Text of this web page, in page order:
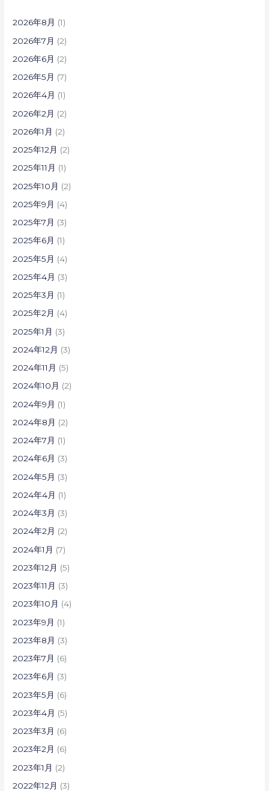
2026年8月 (1)
2026年7月 (2)
2026年6月 (2)
2026年5月 (7)
2026年4月 (1)
2026年2月 (2)
2026年1月 (2)
2025年12月 (2)
2025年11月 (1)
2025年10月 (2)
2025年9月 (4)
2025年7月 (3)
2025年6月 (1)
2025年5月 (4)
2025年4月 (3)
2025年3月 (1)
2025年2月 (4)
2025年1月 (3)
2024年12月 (3)
2024年11月 (5)
2024年10月 (2)
2024年9月 (1)
2024年8月 (2)
2024年7月 (1)
2024年6月 (3)
2024年5月 (3)
2024年4月 (1)
2024年3月 (3)
2024年2月 (2)
2024年1月 (7)
2023年12月 (5)
2023年11月 (3)
2023年10月 (4)
2023年9月 (1)
2023年8月 (3)
2023年7月 (6)
2023年6月 (3)
2023年5月 (6)
2023年4月 (5)
2023年3月 (6)
2023年2月 (6)
2023年1月 (2)
2022年12月 (3)